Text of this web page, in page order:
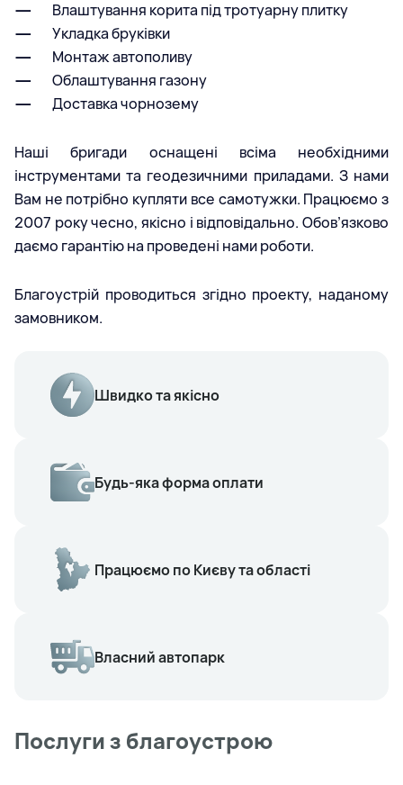
Влаштування корита під тротуарну плитку
Укладка бруківки
Монтаж автополиву
Облаштування газону
Доставка чорнозему
Наші бригади оснащені всіма необхідними
інструментами та геодезичними приладами. З нами
Вам не потрібно купляти все самотужки. Працюємо з
2007 року чесно, якісно і відповідально. Обов’язково
даємо гарантію на проведені нами роботи.
Благоустрій проводиться згідно проекту, наданому
замовником.
Швидко та якісно
Будь-яка форма оплати
Працюємо по Києву та області
Власний автопарк
Послуги з благоустрою